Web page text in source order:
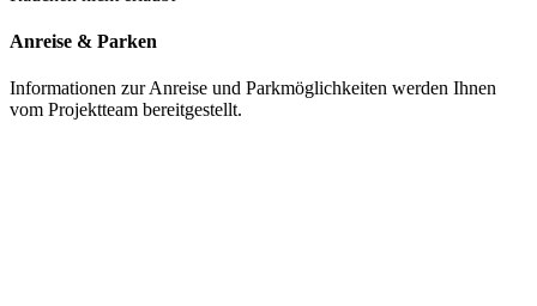
Anreise & Parken
Informationen zur Anreise und Parkmöglichkeiten werden Ihnen
vom Projektteam bereitgestellt.